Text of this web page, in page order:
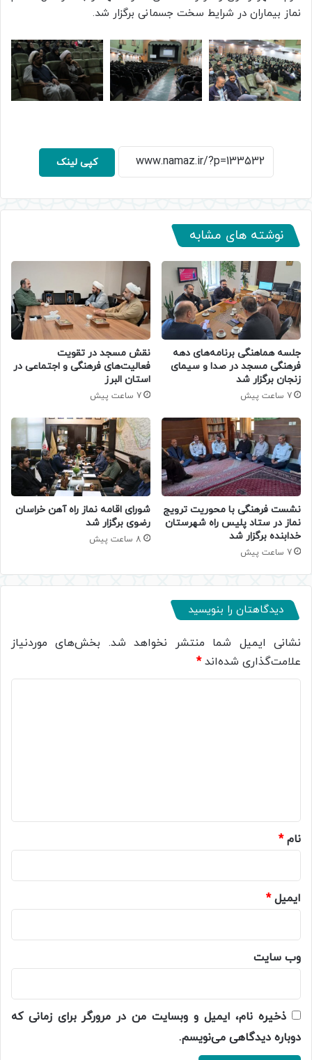
نماز بیماران در شرایط سخت جسمانی برگزار شد.
کپی لینک
نوشته های مشابه
جلسه هماهنگی برنامه‌های دهه
فرهنگی مسجد در صدا و سیمای
زنجان برگزار شد
7 ساعت پیش
نقش مسجد در تقویت
فعالیت‌های فرهنگی و اجتماعی در
استان البرز
7 ساعت پیش
نشست فرهنگی با محوریت ترویج
نماز در ستاد پلیس راه شهرستان
خدابنده برگزار شد
7 ساعت پیش
شورای اقامه نماز راه آهن خراسان
رضوی برگزار شد
8 ساعت پیش
دیدگاهتان را بنویسید
نشانی ایمیل شما منتشر نخواهد شد. بخش‌های موردنیاز
علامت‌گذاری شده‌اند*
نام*
ایمیل*
وب‌ سایت
ذخیره نام، ایمیل و وبسایت من در مرورگر برای زمانی که
دوباره دیدگاهی می‌نویسم.